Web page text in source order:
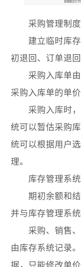
采购管理制度
建立临时库存
初退回、订单退
采购入库单由
采购入库单的单
采购入库时，
统可以暂估采购
统可以根据用户
理。
库存管理系统
期初余额和结
并与库存管理系统
采购、销售、
由库存系统记录